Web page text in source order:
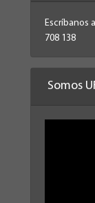
Escríbanos
708 138
Somos